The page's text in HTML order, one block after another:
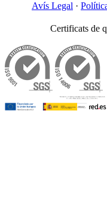
Avís Legal ·
Certificats de